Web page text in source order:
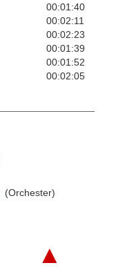
00:01:40
00:02:11
00:02:23
00:01:39
00:01:52
00:02:05
(Orchester)
▲